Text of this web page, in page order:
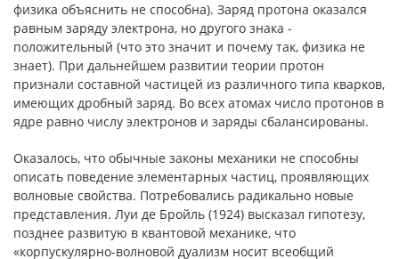
физика объяснить не способна). Заряд протона оказался
равным заряду электрона, но другого знака -
положительный (что это значит и почему так, физика не
знает). При дальнейшем развитии теории протон
признали составной частицей из различного типа кварков,
имеющих дробный заряд. Во всех атомах число протонов в
ядре равно числу электронов и заряды сбалансированы.
Оказалось, что обычные законы механики не способны
описать поведение элементарных частиц, проявляющих
волновые свойства. Потребовались радикально новые
представления. Луи де Бройль (1924) высказал гипотезу,
позднее развитую в квантовой механике, что
«корпускулярно-волновой дуализм носит всеобщий